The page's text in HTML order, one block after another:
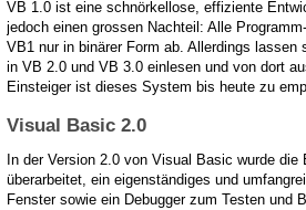
VB 1.0 ist eine schnörkellose, effiziente
jedoch einen grossen Nachteil: Alle
VB1 nur in binärer Form ab. Allerdings
in VB 2.0 und VB 3.0 einlesen und von dort
Einsteiger ist dieses System bis heute zu
Visual Basic 2.0
In der Version 2.0 von Visual Basic wurde die
überarbeitet, ein eigenständiges und
Fenster sowie ein Debugger zum Testen und